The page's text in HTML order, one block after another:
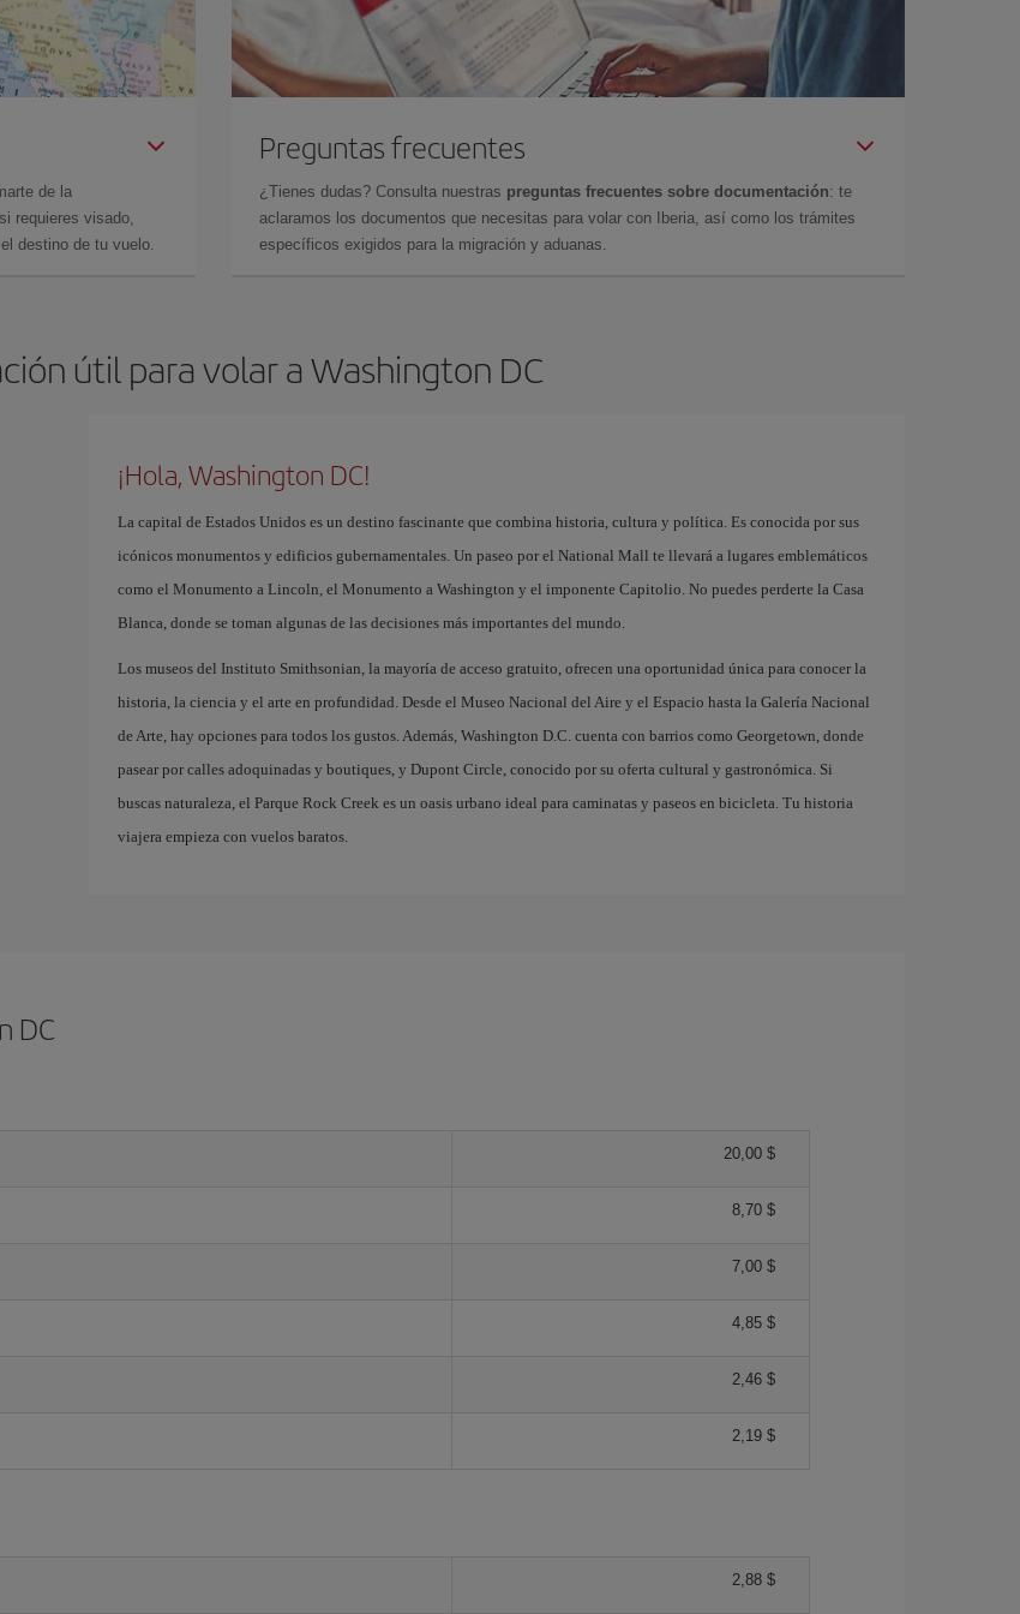
de la
requieres visado,
destino de tu vuelo.
Preguntas frecuentes
¿Tienes dudas? Consulta nuestras preguntas frecuentes sobre documentación: te
aclaramos los documentos que necesitas para volar con Iberia, así como los trámites
específicos exigidos para la migración y aduanas.
útil para volar a Washington DC
¡Hola, Washington DC!
La capital de Estados Unidos es un destino fascinante que combina historia, cultura y política. Es conocida por sus
icónicos monumentos y edificios gubernamentales. Un paseo por el National Mall te llevará a lugares emblemáticos
como el Monumento a Lincoln, el Monumento a Washington y el imponente Capitolio. No puedes perderte la Casa
Blanca, donde se toman algunas de las decisiones más importantes del mundo.
Los museos del Instituto Smithsonian, la mayoría de acceso gratuito, ofrecen una oportunidad única para conocer la
historia, la ciencia y el arte en profundidad. Desde el Museo Nacional del Aire y el Espacio hasta la Galería Nacional
de Arte, hay opciones para todos los gustos. Además, Washington D.C. cuenta con barrios como Georgetown, donde
pasear por calles adoquinadas y boutiques, y Dupont Circle, conocido por su oferta cultural y gastronómica. Si
buscas naturaleza, el Parque Rock Creek es un oasis urbano ideal para caminatas y paseos en bicicleta. Tu historia
viajera empieza con vuelos baratos.
DC
20,00 $
8,70 $
7,00 $
4,85 $
2,46 $
2,19 $
2,88 $